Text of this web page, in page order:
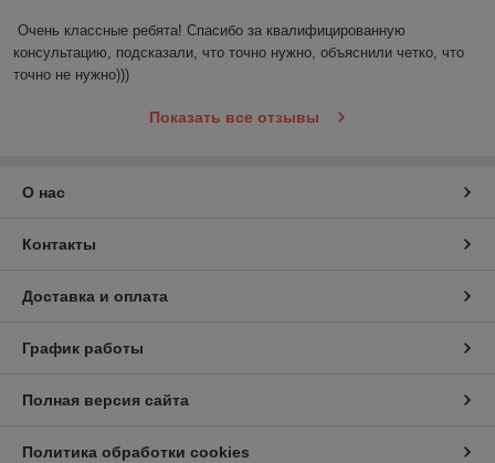
Очень классные ребята! Спасибо за квалифицированную
консультацию, подсказали, что точно нужно, объяснили четко, что
точно не нужно)))
Показать все отзывы
О нас
Контакты
Доставка и оплата
График работы
Полная версия сайта
Политика обработки cookies